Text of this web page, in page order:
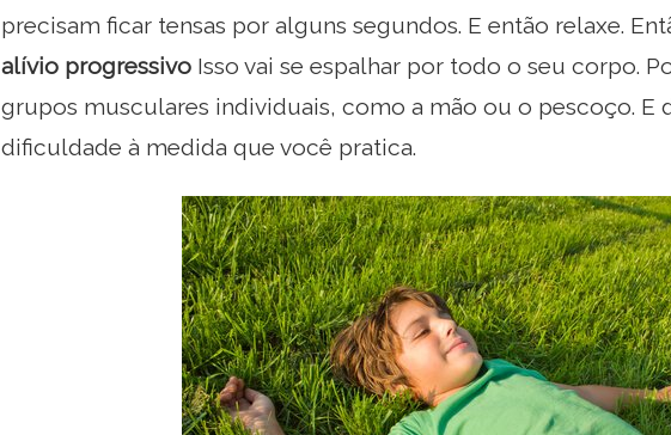
precisam ficar tensas por alguns segundos. E então relaxe.
alívio progressivo Isso vai se espalhar por todo o seu corpo.
grupos musculares individuais, como a mão ou o pescoço. E
dificuldade à medida que você pratica.